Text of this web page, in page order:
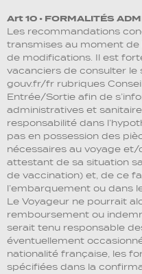
Art 10 • FORMALITÉS
Les recommandations
transmises au moment
de modifications. Il est
vacanciers de consulter le
gouv.fr/fr rubriques
Entrée/Sortie afin de
administratives et
responsabilité dans
pas en possession des
nécessaires au voyage
attestant de sa situation
de vaccination) et, de ce
l’embarquement ou dans
Le Voyageur ne pourrait
remboursement ou
serait tenu responsable
éventuellement
nationalité française, les
spécifiées dans la